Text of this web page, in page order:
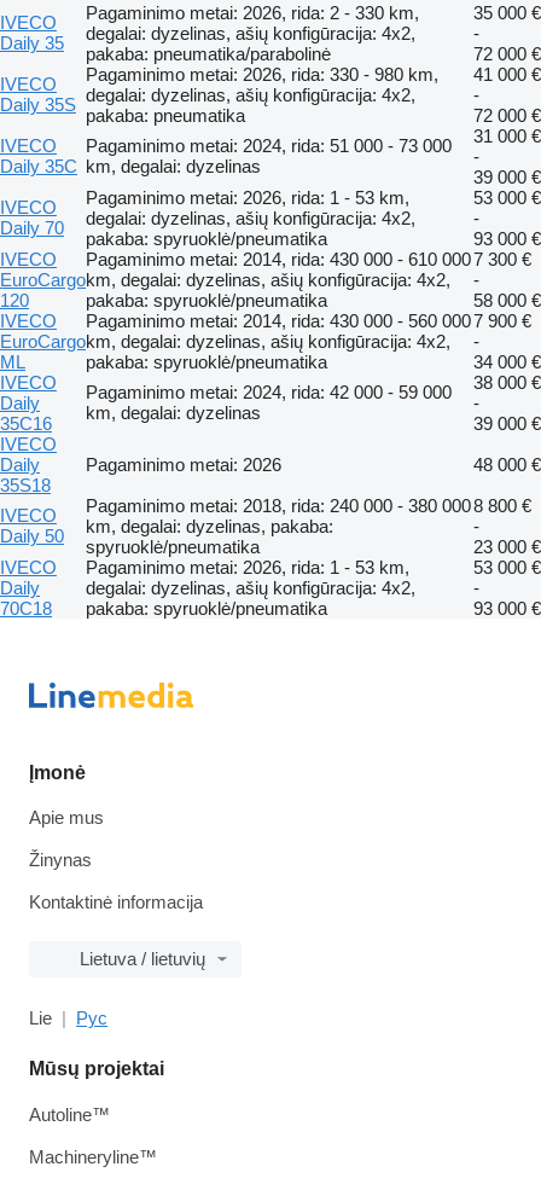
IVECO
Daily 35
Pagaminimo metai: 2026, rida: 2 - 330 km,
degalai: dyzelinas, ašių konfigūracija: 4x2,
pakaba: pneumatika/parabolinė
35 000 €
-
72 000 €
IVECO
Daily 35S
Pagaminimo metai: 2026, rida: 330 - 980 km,
degalai: dyzelinas, ašių konfigūracija: 4x2,
pakaba: pneumatika
41 000 €
-
72 000 €
IVECO
Daily 35C
Pagaminimo metai: 2024, rida: 51 000 - 73 000
km, degalai: dyzelinas
31 000 €
-
39 000 €
IVECO
Daily 70
Pagaminimo metai: 2026, rida: 1 - 53 km,
degalai: dyzelinas, ašių konfigūracija: 4x2,
pakaba: spyruoklė/pneumatika
53 000 €
-
93 000 €
IVECO
EuroCargo
120
Pagaminimo metai: 2014, rida: 430 000 - 610 000
km, degalai: dyzelinas, ašių konfigūracija: 4x2,
pakaba: spyruoklė/pneumatika
7 300 €
-
58 000 €
IVECO
EuroCargo
ML
Pagaminimo metai: 2014, rida: 430 000 - 560 000
km, degalai: dyzelinas, ašių konfigūracija: 4x2,
pakaba: spyruoklė/pneumatika
7 900 €
-
34 000 €
IVECO
Daily
35C16
Pagaminimo metai: 2024, rida: 42 000 - 59 000
km, degalai: dyzelinas
38 000 €
-
39 000 €
IVECO
Daily
35S18
Pagaminimo metai: 2026 48 000 €
IVECO
Daily 50
Pagaminimo metai: 2018, rida: 240 000 - 380 000
km, degalai: dyzelinas, pakaba:
spyruoklė/pneumatika
8 800 €
-
23 000 €
IVECO
Daily
70C18
Pagaminimo metai: 2026, rida: 1 - 53 km,
degalai: dyzelinas, ašių konfigūracija: 4x2,
pakaba: spyruoklė/pneumatika
53 000 €
-
93 000 €
Įmonė
Apie mus
Žinynas
Kontaktinė informacija
Lietuva / lietuvių
Lie Рус
Mūsų projektai
Autoline™
Machineryline™